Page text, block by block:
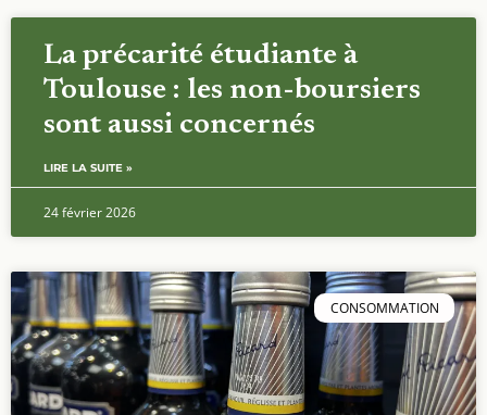
La précarité étudiante à
Toulouse : les non-boursiers
sont aussi concernés
LIRE LA SUITE »
24 février 2026
CONSOMMATION